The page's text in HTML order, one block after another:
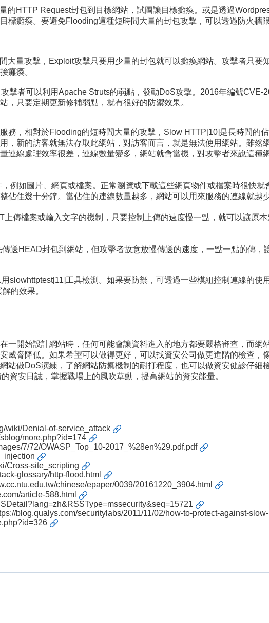
的HTTP Request封包到目標網站，試圖讓目標癱瘓。或是透過
標癱瘓。要避免Flooding這種短時間大量的封包攻擊，可以透過防火牆
大量攻擊，Exploit攻擊只要用少量的封包就可以癱瘓網站。攻擊者只要
癱瘓。
擊者可以利用Apache Struts的弱點，發動DoS攻擊。2016年編號CVE-
，只要定期更新修補弱點，就有很好的防禦效果。
務，相對於Flooding的短時間大量的攻擊，Slow HTTP[10]是長時間的
，新的訪客就無法存取此網站，對訪客而言，就是無法使用網站。雖然
連線處理效率很差，連線數量變多，網站就會當機，對攻擊者來說這種
例如圖片、網頁或檔案。正常瀏覽或下載這些網頁物件或檔案時很快
佔住幾十分鐘。當佔住的連線數量越多，網站可以用來服務的連線就越少
傳檔案或輸入文字的機制，只要控制上傳的速度慢一點，就可以讓原
送HEAD封包到網站，但攻擊者故意放慢傳送的速度，一點一點的傳，
slowhttptest[11]工具檢測。如果要防禦，可透過一些模組控制連線的使
的效果。
一開始設計網站時，任何可能會讓資料進入的地方都要嚴格審查，而網
威脅降低。如果希望可以做得更好，可以找資安公司做更進階的檢查，
站做DoS演練，了解網站防禦機制的耐打程度，也可以做資安健診仔細
資安日誌，掌握戰場上的風吹草動，提高網站的資安能量。
wiki/Denial-of-service_attack
more.php?id=174
7/72/OWASP_Top_10-2017_%28en%29.pdf.pdf
Cross-site_scripting
glossary/http-flood.html
chinese/epaper/0039/20161220_3904.html
article-588.html
blog.qualys.com/securitylabs/2011/11/02/how-to-protect-against-